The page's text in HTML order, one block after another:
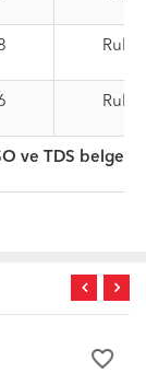
Rulo
Rulo
ve TDS
favorite_border